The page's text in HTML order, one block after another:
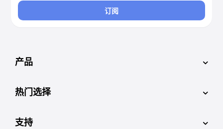
订阅
产品
热门选择
支持